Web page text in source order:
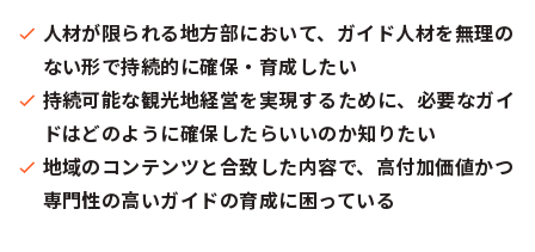
人材が限られる地方部において、ガイド人材を無理の
ない形で持続的に確保・育成したい
持続可能な観光地経営を実現するために、必要なガイ
ドはどのように確保したらいいのか知りたい
地域のコンテンツと合致した内容で、高付加価値かつ
専門性の高いガイドの育成に困っている